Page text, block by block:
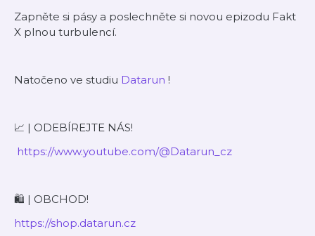
Zapněte si pásy a poslechněte si novou epizodu Fakt
X plnou turbulencí.
Natočeno ve studiu ⁠⁠⁠⁠⁠⁠⁠⁠⁠Datarun⁠⁠⁠⁠⁠⁠⁠⁠⁠ !
📈 | ODEBÍREJTE NÁS!
⁠⁠⁠⁠⁠⁠⁠⁠⁠ https://www.youtube.com/@Datarun_cz⁠⁠⁠⁠⁠⁠⁠⁠⁠
🛍️ | OBCHOD!
⁠⁠⁠⁠⁠⁠⁠⁠⁠https://shop.datarun.cz⁠⁠⁠⁠⁠⁠⁠⁠⁠